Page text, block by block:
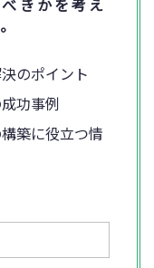
きかを考え
のポイント
功事例
築に役立つ情